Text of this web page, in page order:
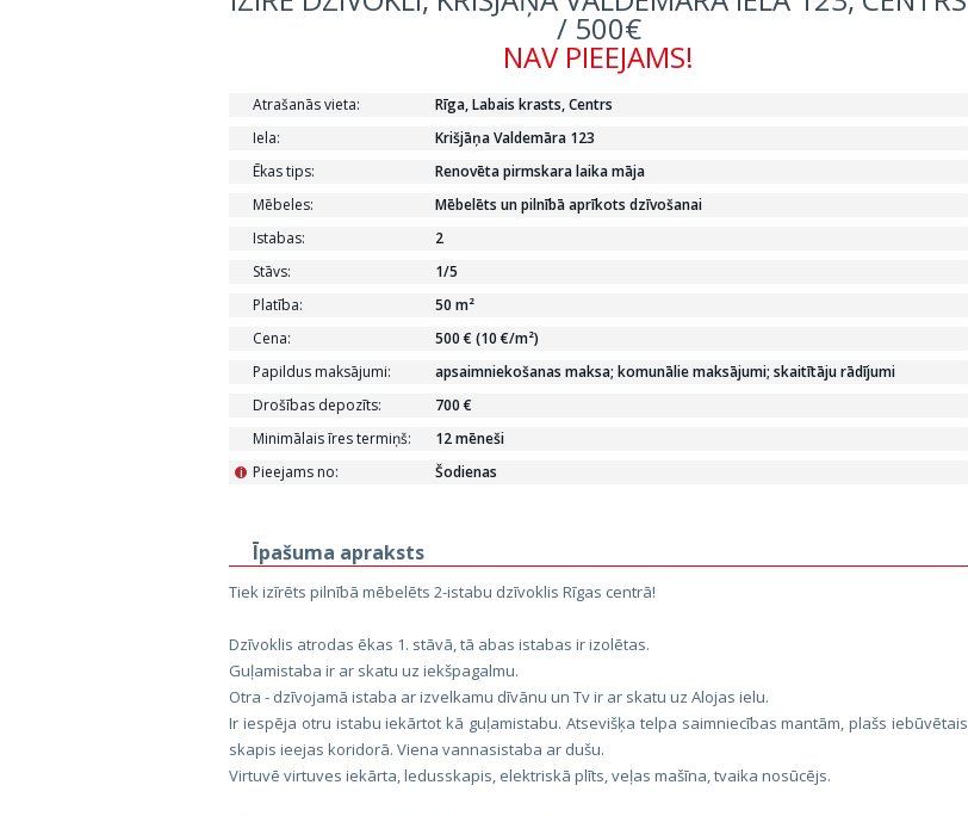
/ 500€
NAV PIEEJAMS!
Atrašanās vieta:
Rīga, Labais krasts, Centrs
Iela:
Krišjāņa Valdemāra 123
Ēkas tips:
Renovēta pirmskara laika māja
Mēbeles:
Mēbelēts un pilnībā aprīkots dzīvošanai
Istabas:
2
Stāvs:
1/5
Platība:
50 m²
Cena:
500 € (10 €/m²)
Papildus maksājumi:
apsaimniekošanas maksa; komunālie maksājumi; skaitītāju rādījumi
Drošības depozīts:
700 €
Minimālais īres termiņš:
12 mēneši
Pieejams no:
i Šodienas
Īpašuma apraksts
Tiek izīrēts pilnībā mēbelēts 2-istabu dzīvoklis Rīgas centrā!
Dzīvoklis atrodas ēkas 1. stāvā, tā abas istabas ir izolētas.
Guļamistaba ir ar skatu uz iekšpagalmu.
Otra - dzīvojamā istaba ar izvelkamu dīvānu un Tv ir ar skatu uz Alojas ielu.
Ir iespēja otru istabu iekārtot kā guļamistabu. Atsevišķa telpa saimniecības mantām, plašs iebūvētais
skapis ieejas koridorā. Viena vannasistaba ar dušu.
Virtuvē virtuves iekārta, ledusskapis, elektriskā plīts, veļas mašīna, tvaika nosūcējs.